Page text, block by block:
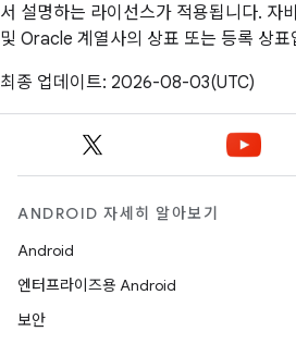
서 설명하는 라이선스가 적용됩니다. 자
및 Oracle 계열사의 상표 또는 등록 상표
최종 업데이트: 2026-08-03(UTC)
ANDROID 자세히 알아보기
Android
엔터프라이즈용 Android
보안